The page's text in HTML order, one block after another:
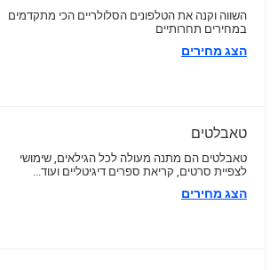
השווה וקנה את הטלפונים הסלולריים הכי מתקדמים
במחירים תחרותיים
הצג מחירים
טאבלטים
טאבלטים הם מתנה מעולה לכל הגילאים, שימושי
לצפיית סרטים, קריאת ספרים דיגיטליים ועוד...
הצג מחירים